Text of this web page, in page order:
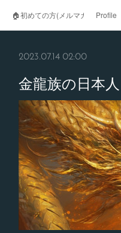
🏠初めての方(メルマガ登録)Profile
2023.07.14 02:00
金龍族の日本人